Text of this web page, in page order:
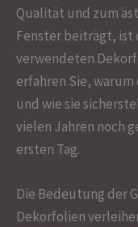
Qualität und zum
Fenster beiträgt, ist
verwendeten
erfahren Sie,
und wie sie
vielen Jahren noch
ersten Tag.
Die Bedeutung der
Dekorfolien